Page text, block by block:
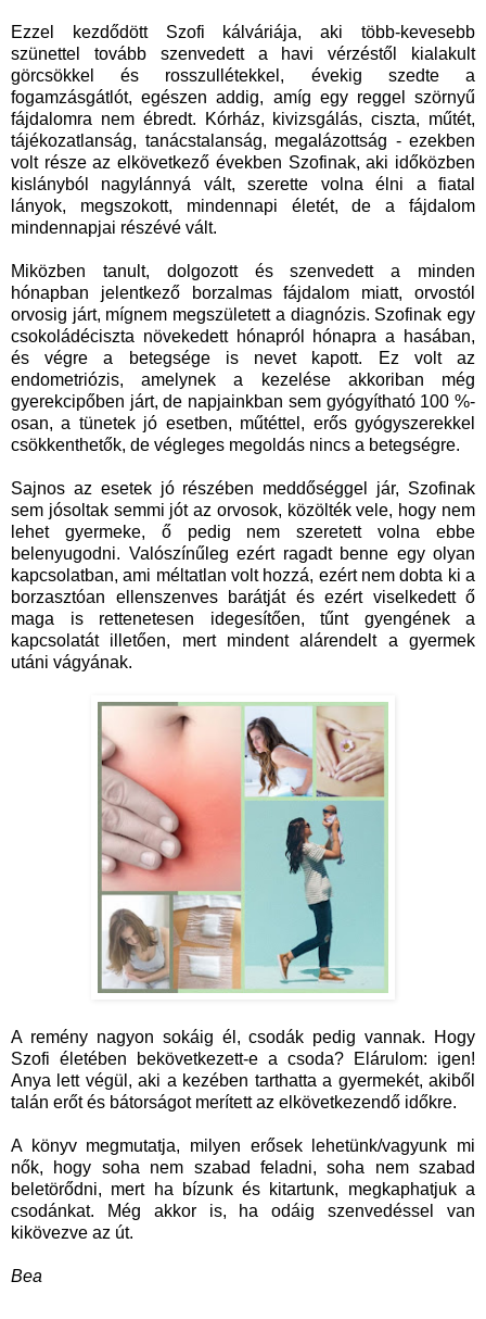
Ezzel kezdődött Szofi kálváriája, aki több-kevesebb
szünettel tovább szenvedett a havi vérzéstől kialakult
görcsökkel és rosszullétekkel, évekig szedte a
fogamzásgátlót, egészen addig, amíg egy reggel szörnyű
fájdalomra nem ébredt. Kórház, kivizsgálás, ciszta, műtét,
tájékozatlanság, tanácstalanság, megalázottság - ezekben
volt része az elkövetkező években Szofinak, aki időközben
kislányból nagylánnyá vált, szerette volna élni a fiatal
lányok, megszokott, mindennapi életét, de a fájdalom
mindennapjai részévé vált.
Miközben tanult, dolgozott és szenvedett a minden
hónapban jelentkező borzalmas fájdalom miatt, orvostól
orvosig járt, mígnem megszületett a diagnózis. Szofinak egy
csokoládéciszta növekedett hónapról hónapra a hasában,
és végre a betegsége is nevet kapott. Ez volt az
endometriózis, amelynek a kezelése akkoriban még
gyerekcipőben járt, de napjainkban sem gyógyítható 100 %-
osan, a tünetek jó esetben, műtéttel, erős gyógyszerekkel
csökkenthetők, de végleges megoldás nincs a betegségre.
Sajnos az esetek jó részében meddőséggel jár, Szofinak
sem jósoltak semmi jót az orvosok, közölték vele, hogy nem
lehet gyermeke, ő pedig nem szeretett volna ebbe
belenyugodni. Valószínűleg ezért ragadt benne egy olyan
kapcsolatban, ami méltatlan volt hozzá, ezért nem dobta ki a
borzasztóan ellenszenves barátját és ezért viselkedett ő
maga is rettenetesen idegesítően, tűnt gyengének a
kapcsolatát illetően, mert mindent alárendelt a gyermek
utáni vágyának.
A remény nagyon sokáig él, csodák pedig vannak. Hogy
Szofi életében bekövetkezett-e a csoda? Elárulom: igen!
Anya lett végül, aki a kezében tarthatta a gyermekét, akiből
talán erőt és bátorságot merített az elkövetkezendő időkre.
A könyv megmutatja, milyen erősek lehetünk/vagyunk mi
nők, hogy soha nem szabad feladni, soha nem szabad
beletörődni, mert ha bízunk és kitartunk, megkaphatjuk a
csodánkat. Még akkor is, ha odáig szenvedéssel van
kikövezve az út.
Bea